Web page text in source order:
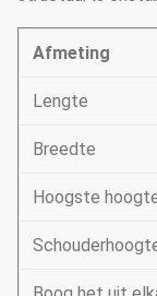
Afmeting
Lengte
Breedte
Hoogste